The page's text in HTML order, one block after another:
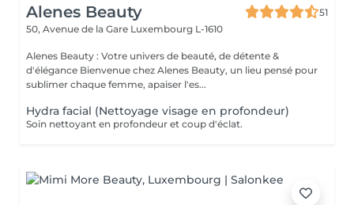
Alenes Beauty
51
50, Avenue de la Gare Luxembourg L-1610
Alenes Beauty : Votre univers de beauté, de détente &
d'élégance Bienvenue chez Alenes Beauty, un lieu pensé pour
sublimer chaque femme, apaiser l'es...
Hydra facial (Nettoyage visage en profondeur)
Soin nettoyant en profondeur et coup d'éclat.